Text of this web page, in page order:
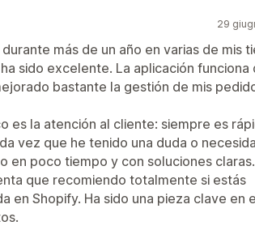
29
más de un año en varias de mis
sido excelente. La aplicación funciona
bastante la gestión de mis
es la atención al cliente: siempre es
vez que he tenido una duda o
en poco tiempo y con soluciones claras.
que recomiendo totalmente si estás
en Shopify. Ha sido una pieza clave en